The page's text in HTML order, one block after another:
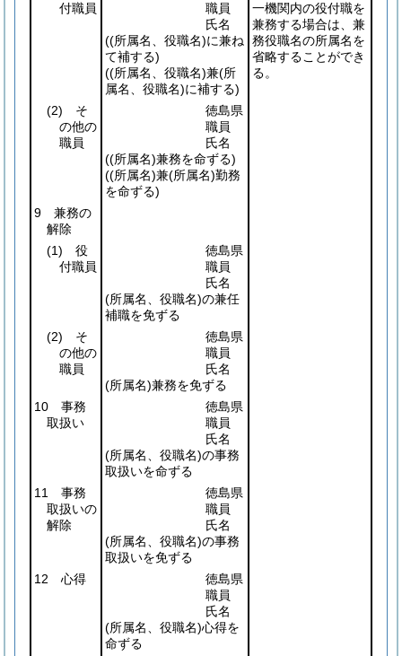
付職員
職員
氏名
((所属名、役職名)に兼ね
て補する)
((所属名、役職名)兼(所
属名、役職名)に補する)
一機関内の役付職を
兼務する場合は、兼
務役職名の所属名を
省略することができ
る。
(2) そ
の他の
職員
徳島県
職員
氏名
((所属名)兼務を命ずる)
((所属名)兼(所属名)勤務
を命ずる)
9 兼務の
解除
(1) 役
付職員
徳島県
職員
氏名
(所属名、役職名)の兼任
補職を免ずる
(2) そ
の他の
職員
徳島県
職員
氏名
(所属名)兼務を免ずる
10 事務
取扱い
徳島県
職員
氏名
(所属名、役職名)の事務
取扱いを命ずる
11 事務
取扱いの
解除
徳島県
職員
氏名
(所属名、役職名)の事務
取扱いを免ずる
12 心得
徳島県
職員
氏名
(所属名、役職名)心得を
命ずる